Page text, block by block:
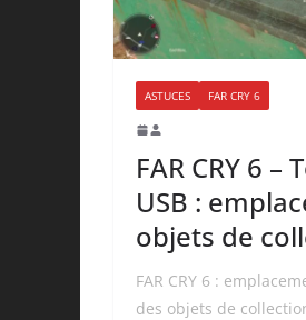
ASTUCES FAR CRY 6
FAR CRY 6 –
USB :
objets de
FAR CRY 6 :
des objets de